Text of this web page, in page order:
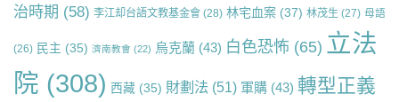
治時期 (58) 李江却台語文教基金會 (28) 林宅血案 (37) 林茂生 (27) 母語
(26) 民主 (35) 濟南教會 (22) 烏克蘭 (43) 白色恐怖 (65) 立法
院 (308) 西藏 (35) 財劃法 (51) 軍購 (43) 轉型正義